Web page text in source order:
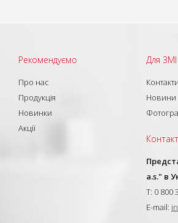
Рекомендуємо
Про нас
Продукція
Новинки
Акції
Для ЗМІ
Контакти
Новини
a.s." в
T: 0 800
E-mail: